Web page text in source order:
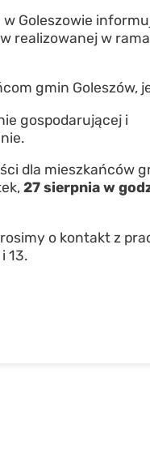
w Goleszowie
realizowanej w
gmin Goleszów,
gospodarującej i
dla mieszkańców
27 sierpnia w
o kontakt z
13.